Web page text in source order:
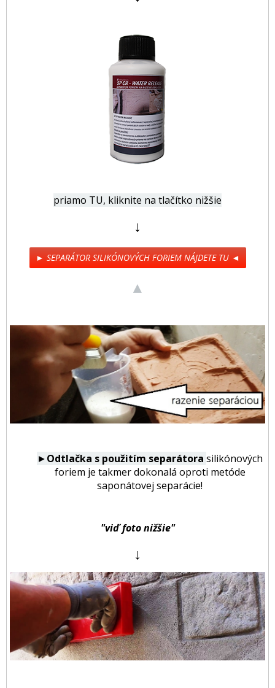
priamo TU, kliknite na tlačítko nižšie
↓
► SEPARÁTOR SILIKÓNOVÝCH FORIEM NÁJDETE TU ◄
▲
►Odtlačka s použitím separátora silikónových
foriem je takmer dokonalá oproti metóde
saponátovej separácie!
"viď foto nižšie"
↓